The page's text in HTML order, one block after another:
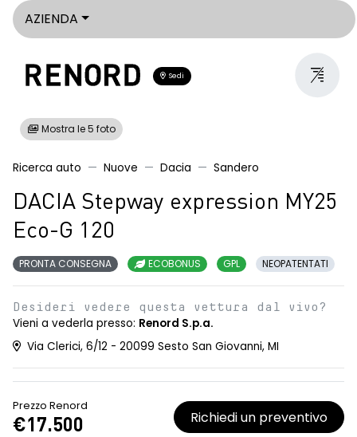
AZIENDA
Sedi
Mostra le 5 foto
Ricerca auto Nuove Dacia Sandero
DACIA Stepway expression MY25
Eco-G 120
PRONTA CONSEGNA ECOBONUS GPL NEOPATENTATI
Desideri vedere questa vettura dal vivo?
Vieni a vederla presso: Renord S.p.a.
Via Clerici, 6/12 - 20099 Sesto San Giovanni, MI
Prezzo Renord
€17.500 Richiedi un preventivo